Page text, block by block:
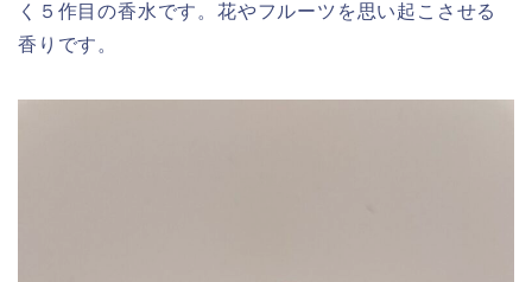
く５作目の香水です。花やフルーツを思い起こさせる
香りです。